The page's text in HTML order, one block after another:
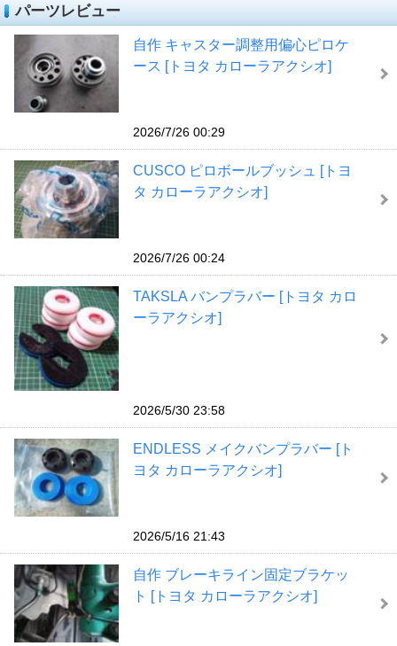
パーツレビュー
自作 キャスター調整用偏心ピロケ
ース [トヨタ カローラアクシオ]
2026/7/26 00:29
CUSCO ピロボールブッシュ [トヨ
タ カローラアクシオ]
2026/7/26 00:24
TAKSLA バンプラバー [トヨタ カロ
ーラアクシオ]
2026/5/30 23:58
ENDLESS メイクバンプラバー [ト
ヨタ カローラアクシオ]
2026/5/16 21:43
自作 ブレーキライン固定ブラケッ
ト [トヨタ カローラアクシオ]